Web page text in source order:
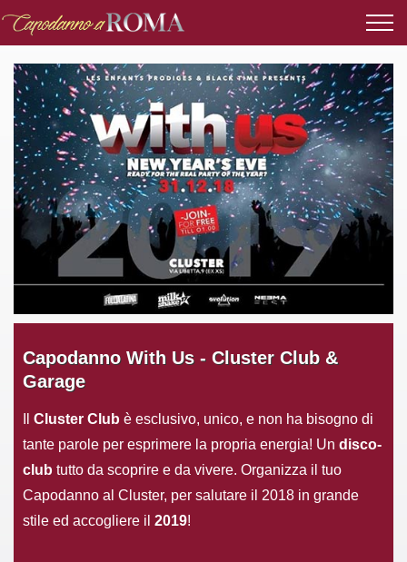
Capodanno With Us - Cluster Club &
Garage
Cluster Club è esclusivo, unico, e non ha bisogno di
tante parole per esprimere la propria energia! Un disco-
club tutto da scoprire e da vivere. Organizza il tuo
Capodanno al Cluster, per salutare il 2018 in grande
stile ed accogliere il 2019!